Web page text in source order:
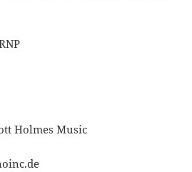
Holmes Music